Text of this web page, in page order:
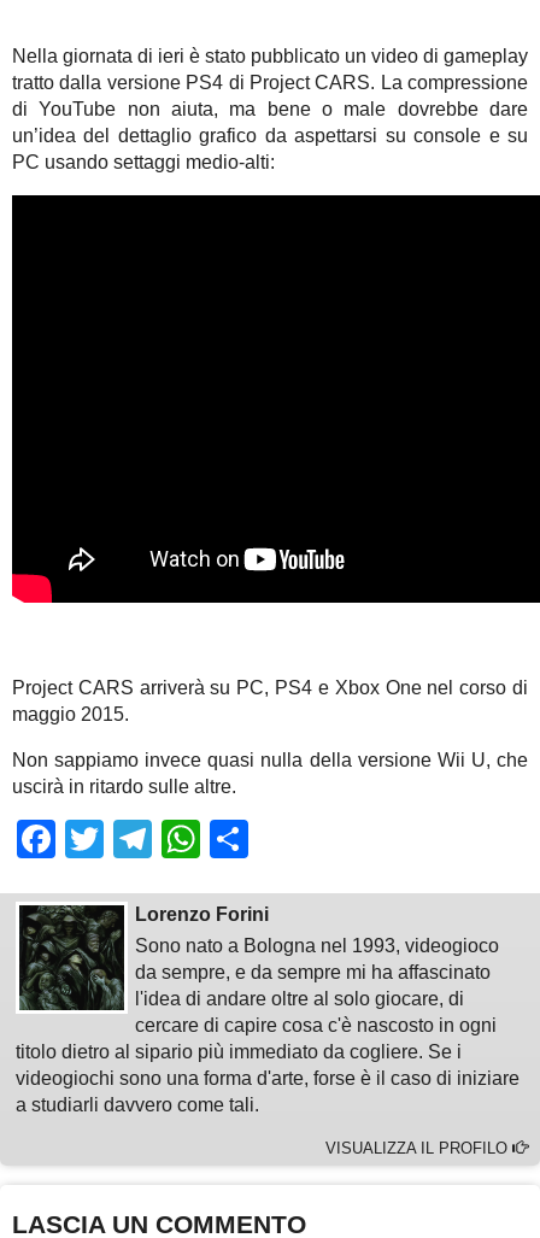
Nella giornata di ieri è stato pubblicato un video di gameplay
tratto dalla versione PS4 di Project CARS. La compressione
di YouTube non aiuta, ma bene o male dovrebbe dare
un’idea del dettaglio grafico da aspettarsi su console e su
PC usando settaggi medio-alti:
Project CARS arriverà su PC, PS4 e Xbox One nel corso di
maggio 2015.
Non sappiamo invece quasi nulla della versione Wii U, che
uscirà in ritardo sulle altre.
Facebook
TwitterTelegram
WhatsApp
Lorenzo Forini
Sono nato a Bologna nel 1993, videogioco
da sempre, e da sempre mi ha affascinato
l'idea di andare oltre al solo giocare, di
cercare di capire cosa c'è nascosto in ogni
titolo dietro al sipario più immediato da cogliere. Se i
videogiochi sono una forma d'arte, forse è il caso di iniziare
a studiarli davvero come tali.
VISUALIZZA IL PROFILO
LASCIA UN COMMENTO